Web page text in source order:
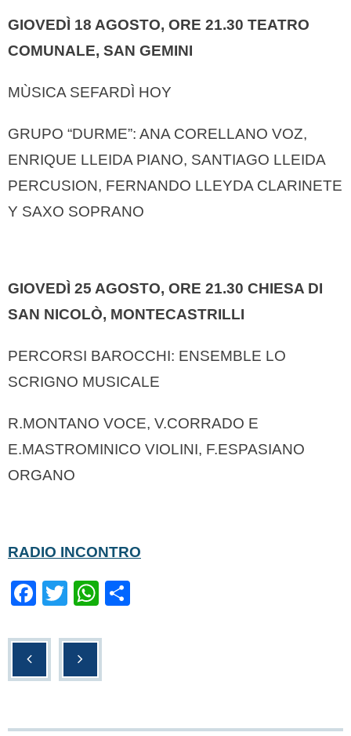
GIOVEDÌ 18 AGOSTO, ORE 21.30 TEATRO
COMUNALE, SAN GEMINI
MÙSICA SEFARDÌ HOY
GRUPO “DURME”: ANA CORELLANO VOZ,
ENRIQUE LLEIDA PIANO, SANTIAGO LLEIDA
PERCUSION, FERNANDO LLEYDA CLARINETE
Y SAXO SOPRANO
GIOVEDÌ 25 AGOSTO, ORE 21.30 CHIESA DI
SAN NICOLÒ, MONTECASTRILLI
PERCORSI BAROCCHI: ENSEMBLE LO
SCRIGNO MUSICALE
R.MONTANO VOCE, V.CORRADO E
E.MASTROMINICO VIOLINI, F.ESPASIANO
ORGANO
RADIO INCONTRO
F
c
T
tt
er
W
at